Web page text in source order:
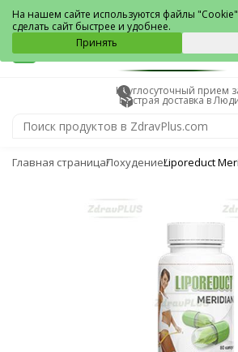
Людиново
Круглосуточный прием
Быстрая доставка в
Главная страницаПохудениеLiporeduct
На нашем сайте используются файлы
сделать сайт быстрее и удобнее.
Принять